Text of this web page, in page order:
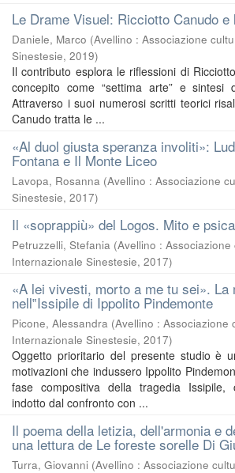
Le Drame Visuel: Ricciotto Canudo
Daniele, Marco (Avellino : Associazione
Sinestesie, 2019)
Il contributo esplora le riflessioni di
concepito come “settima arte” e sintesi
Attraverso i suoi numerosi scritti teorici
Canudo tratta le ...
«Al duol giusta speranza involiti»:
Fontana e Il Monte Liceo
Lavopa, Rosanna (Avellino : Associazione
Sinestesie, 2017)
Il «soprappiù» del Logos. Mito e
Petruzzelli, Stefania (Avellino : Associazione
Internazionale Sinestesie, 2017)
«A lei vivesti, morto a me tu sei». La
nell‟Issipile di Ippolito Pindemonte
Picone, Alessandra (Avellino : Associazione
Internazionale Sinestesie, 2017)
Oggetto prioritario del presente studio è
motivazioni che indussero Ippolito
fase compositiva della tragedia Issipile,
indotto dal confronto con ...
Il poema della letizia, dell'armonia e
una lettura de Le foreste sorelle Di
Turra, Giovanni (Avellino : Associazione